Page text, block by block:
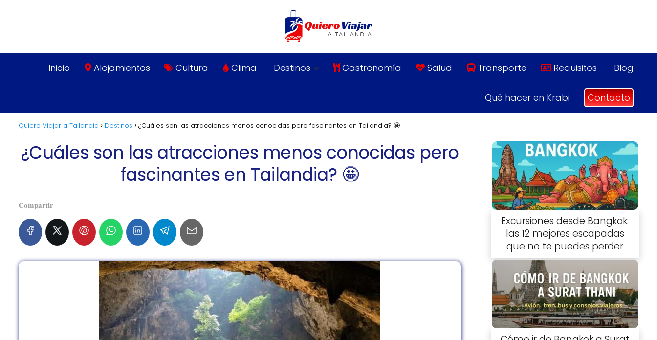
Inicio Alojamientos Cultura Clima Destinos Gastronomía Salud Transporte Requisitos Blog
Qué hacer en Krabi Contacto
Quiero Viajar a Tailandia Destinos ¿Cuáles son las atracciones menos conocidas pero fascinantes en Tailandia? 🤩
¿Cuáles son las atracciones menos conocidas pero
fascinantes en Tailandia? 🤩
𝐂𝐨𝐦𝐩𝐚𝐫𝐭𝐢𝐫
Excursiones desde Bangkok:
las 12 mejores escapadas
que no te puedes perder